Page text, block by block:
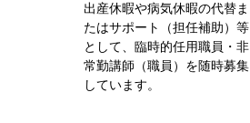
出産休暇や病気休暇の代替ま
たはサポート（担任補助）等
として、臨時的任用職員・非
常勤講師（職員）を随時募集
しています。